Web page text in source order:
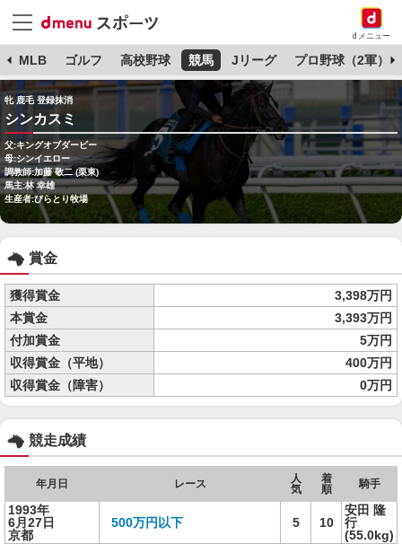
dメニュー
MLB ゴルフ 高校野球 競馬 Jリーグ プロ野球（2軍）
牝 鹿毛 登録抹消
シンカスミ
父:キングオブダービー
母:シンイエロー
調教師:加藤 敬二 (栗東)
馬主:林 幸雄
生産者:びらとり牧場
賞金
獲得賞金
3,398万円
本賞金
3,393万円
付加賞金
5万円
収得賞金（平地）
400万円
収得賞金（障害）
0万円
競走成績
年月日 レース
人
気
着
順
騎手
1993年
6月27日
京都
500万円以下 5 10
安田 隆
行
(55.0kg)